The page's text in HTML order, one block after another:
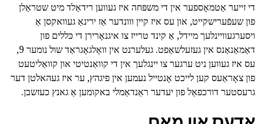
די זייער אַטמאָספער אין די משפּחה איז געווען רידאַלד מיט שטראַלן
פון שעפֿערישקייט, און עס איז קיין ווונדער אַז ירינאַ געוואקסן אַ
ויסערגעוויינלעך מיידל, אַ קינד טרייז צו איגנאָרירן די כּללים פון
דאַמאַנאַנס אין געזעלשאַפט. געלערנט אין וואָלגאָגראַד שול נומער 9,
עס איז געווען ניט ערגער צו יינגלעך אין די קוואַנטיטי און קוואַליטעט
פון צאָראַעס קען לייכט אָנטייל נעמען אין פיגהץ, ער איז געהאלטן דער
גרעסטער דורכפאַל פון יעדער ראַנדאַמלי באקומען אַ גאנץ כעזשבן.